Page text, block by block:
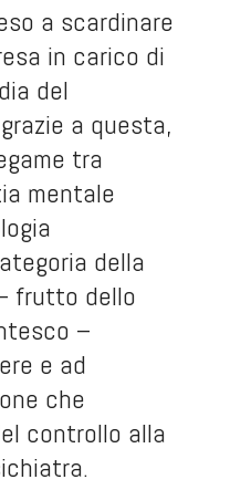
a scardinare
in carico di
del
a questa,
tra
mentale
della
frutto dello
–
e ad
che
controllo alla